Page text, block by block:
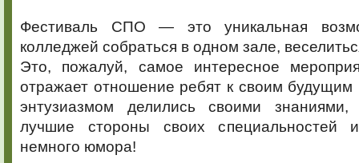
Фестиваль СПО — это уникальная
колледжей собраться в одном зале,
Это, пожалуй, самое интересное
отражает отношение ребят к своим
энтузиазмом делились своими знаниями,
лучшие стороны своих специальностей
немного юмора!